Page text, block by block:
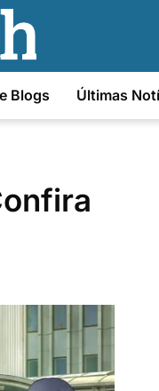
Blogs Últimas